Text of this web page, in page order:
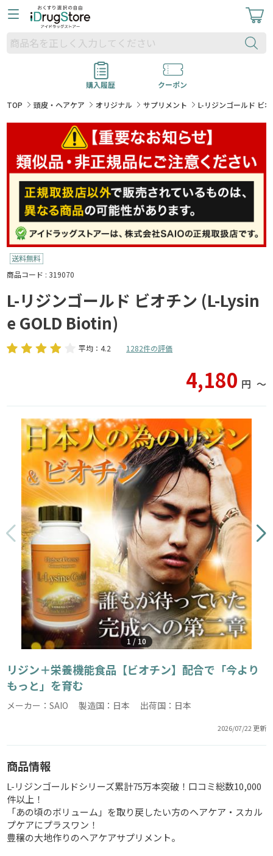
購入履歴
クーポン
TOP
頭皮・ヘアケア オリジナル サプリメント L-リジンゴールド ビ
商品コード : 319070
L-リジンゴールド ビオチン (L-Lysin
e GOLD Biotin)
平均：4.2 1282件の評価
4,180 円 〜
1 /10
リジン＋栄養機能食品【ビオチン】配合で「今より
もっと」を育む
メーカー：SAIO 製造国：日本 出荷国：日本
2026/07/22 更新
商品情報
L-リジンゴールドシリーズ累計75万本突破！口コミ総数10,000
件以上！
「あの頃のボリューム」を取り戻したい方のヘアケア・スカル
プケアにプラスワン！
豊穣の大地作りのヘアケアサプリメント。